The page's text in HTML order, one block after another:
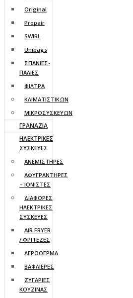
Original
Propair
SWIRL
Unibags
ΣΠΑΝΙΕΣ-
ΠΑΛΙΕΣ
ΦΙΛΤΡΑ
ΚΛΙΜΑΤΙΣΤΙΚΩΝ
ΜΙΚΡΟΣΥΣΚΕΥΩΝ
ΓΡΑΝΑΖΙΑ
ΗΛΕΚΤΡΙΚΕΣ
ΣΥΣΚΕΥΕΣ
ΑΝΕΜΙΣΤΗΡΕΣ
ΑΦΥΓΡΑΝΤΗΡΕΣ
– ΙΟΝΙΣΤΕΣ
ΔΙΑΦΟΡΕΣ
ΗΛΕΚΤΡΙΚΕΣ
ΣΥΣΚΕΥΕΣ
AIR FRYER
/ ΦΡΙΤΕΖΕΣ
ΑΕΡΟΘΕΡΜΑ
ΒΑΦΛΙΕΡΕΣ
ΖΥΓΑΡΙΕΣ
ΚΟΥΖΙΝΑΣ